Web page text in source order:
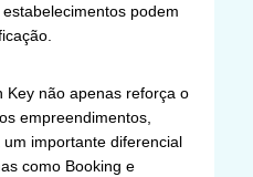
podem
Key não apenas reforça o
empreendimentos,
importante diferencial
como Booking e